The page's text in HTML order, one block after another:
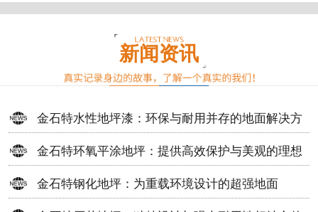
新闻资讯
金石特水性地坪漆：环保与耐用并存的地面解决方
案
金石特环氧平涂地坪：提供高效保护与美观的理想
选择
金石特钢化地坪：为重载环境设计的超强地面